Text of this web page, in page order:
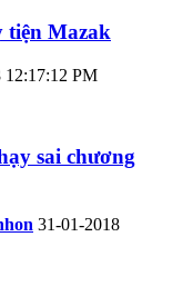
tiện Mazak
12:17:12 PM
sai chương
31-01-2018